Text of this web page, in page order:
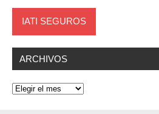
IATI SEGUROS
ARCHIVOS
Archivos